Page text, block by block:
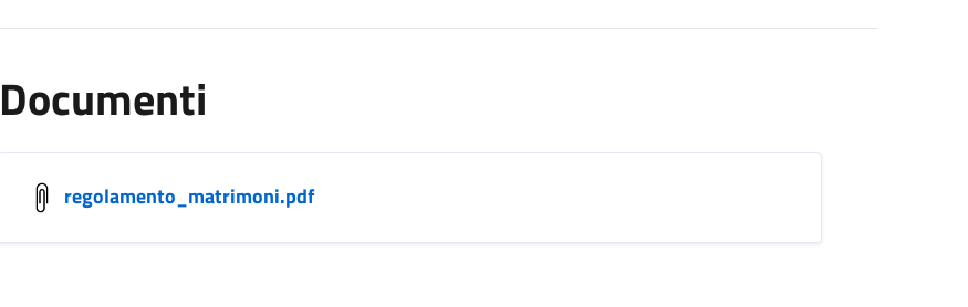
Documenti
regolamento_matrimoni.pdf